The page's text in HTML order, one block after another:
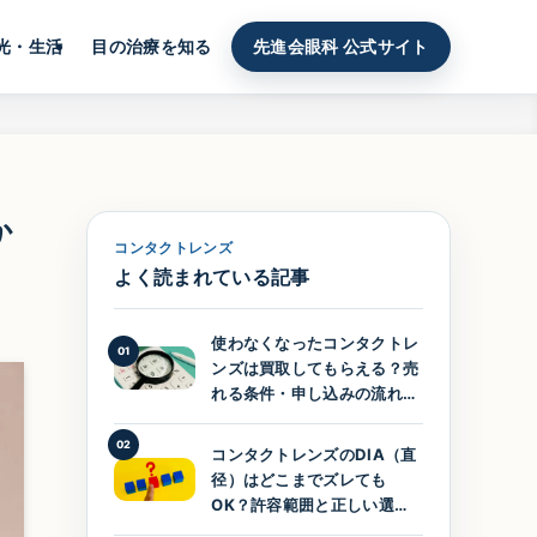
・生活 目の治療を知る 先進会眼科 公式サイト
コンタクトレンズ
よく読まれている記事
01
使わなくなったコンタクトレ
ンズは買取してもらえる？売
れる条件・申し込みの流れを
02
コンタクトレンズのDIA（直
径）はどこまでズレても
OK？許容範囲と正しい選び